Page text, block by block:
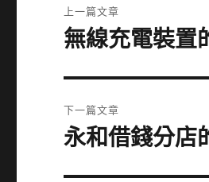
章
上一篇文章
上
篇
文
章:
無線充電裝置
下一篇文章
下
篇
永和借錢分店